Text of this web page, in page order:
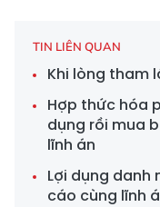
TIN LIÊN QUAN
Khi lòng tham
Hợp thức hóa
dụng rồi mua
lĩnh án
Lợi dụng danh
cáo cùng lĩnh